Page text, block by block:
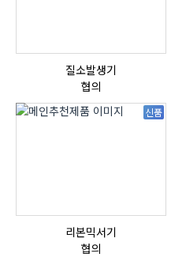
질소발생기
협의
신품
리본믹서기
협의